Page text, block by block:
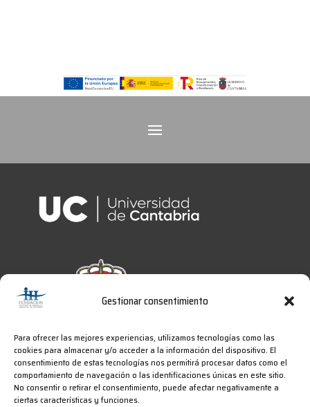
Gestionar consentimiento
Para ofrecer las mejores experiencias, utilizamos tecnologías como las
cookies para almacenar y/o acceder a la información del dispositivo. El
consentimiento de estas tecnologías nos permitirá procesar datos como el
comportamiento de navegación o las identificaciones únicas en este sitio.
No consentir o retirar el consentimiento, puede afectar negativamente a
ciertas características y funciones.
2025IHCantabria